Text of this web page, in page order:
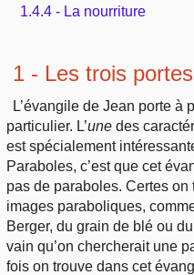
Prophétie
Sanctification
Vie pratique
Mariage, famille
Sujets de A à Z
Études et commentaires par
Dictionnaires bibliques
1.4.4 - La nourriture
1 - Les trois portes
L’évangile de Jean porte à
particulier. L’une des
est spécialement
Paraboles, c’est que cet
pas de paraboles. Certes
images paraboliques,
Berger, du grain de blé ou
vain qu’on chercherait une
fois on trouve dans cet